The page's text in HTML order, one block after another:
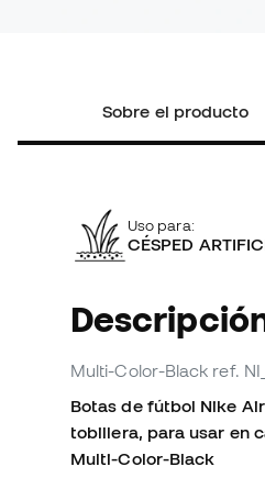
Sobre el producto
Uso para:
CÉSPED
Multi-Color-Black ref.
Botas de fútbol Nike
tobillera, para usar en
Multi-Color-Black